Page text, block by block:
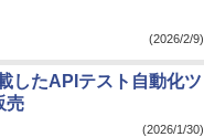
(2026/2/9)
したAPIテスト自動化ツ
売
(2026/1/30)